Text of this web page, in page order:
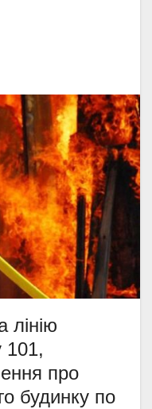
лінію
101,
про
будинку по